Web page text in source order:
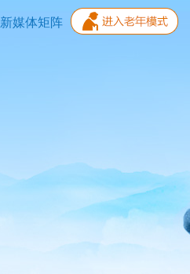
新媒体矩阵